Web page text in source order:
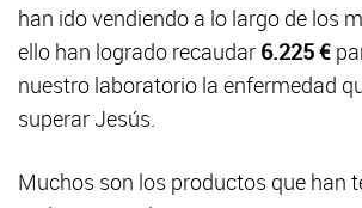
han ido vendiendo a lo largo de los
ello han logrado recaudar 6.225 €
nuestro laboratorio la enfermedad
superar Jesús.
Muchos son los productos que han